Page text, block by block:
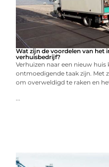
Wat zijn de voordelen van het
verhuisbedrijf?
Verhuizen naar een nieuw huis
ontmoedigende taak zijn. Met
om overweldigd te raken en
...